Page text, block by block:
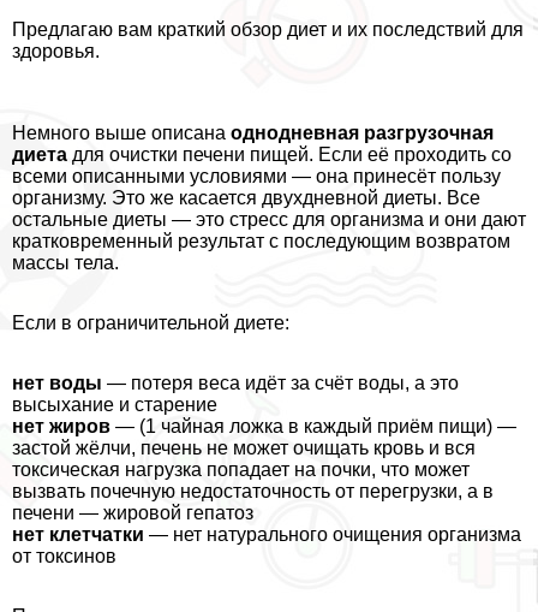
Предлагаю вам краткий обзор диет и их последствий для
здоровья.
Немного выше описана однодневная разгрузочная
диета для очистки печени пищей. Если её проходить со
всеми описанными условиями — она принесёт пользу
организму. Это же касается двухдневной диеты. Все
остальные диеты — это стресс для организма и они дают
кратковременный результат с последующим возвратом
массы тела.
Если в ограничительной диете:
нет воды — потеря веса идёт за счёт воды, а это
высыхание и старение
нет жиров — (1 чайная ложка в каждый приём пищи) —
застой жёлчи, печень не может очищать кровь и вся
токсическая нагрузка попадает на почки, что может
вызвать почечную недостаточность от перегрузки, а в
печени — жировой гепатоз
нет клетчатки — нет натурального очищения организма
от токсинов